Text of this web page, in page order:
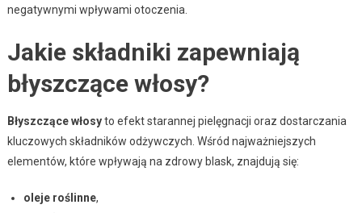
negatywnymi wpływami otoczenia.
Jakie składniki zapewniają
błyszczące włosy?
Błyszczące włosyto efekt starannej pielęgnacji oraz dostarczania
kluczowych składników odżywczych. Wśród najważniejszych
elementów, które wpływają na zdrowy blask, znajdują się:
oleje roślinne,